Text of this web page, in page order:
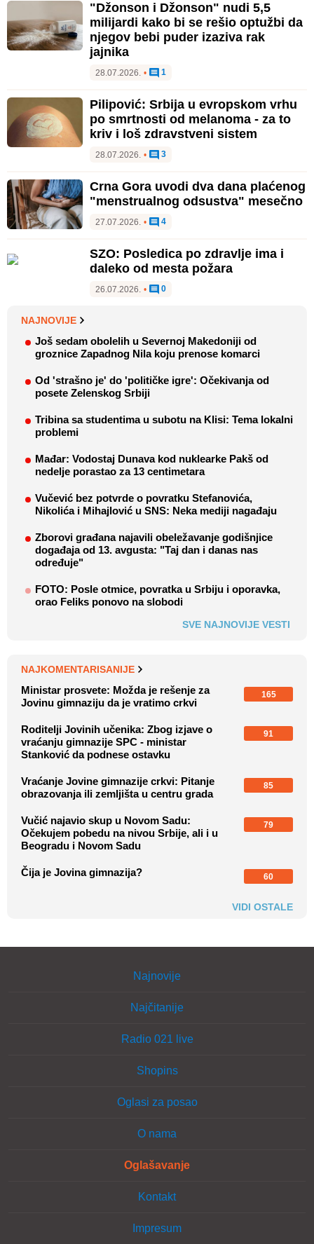
"Džonson i Džonson" nudi 5,5
milijardi kako bi se rešio optužbi da
njegov bebi puder izaziva rak
jajnika
28.07.2026. • 1
Pilipović: Srbija u evropskom vrhu
po smrtnosti od melanoma - za to
kriv i loš zdravstveni sistem
28.07.2026. • 3
Crna Gora uvodi dva dana plaćenog
"menstrualnog odsustva" mesečno
27.07.2026. • 4
SZO: Posledica po zdravlje ima i
daleko od mesta požara
26.07.2026. • 0
NAJNOVIJE
Još sedam obolelih u Severnoj Makedoniji od
groznice Zapadnog Nila koju prenose komarci
Od 'strašno je' do 'političke igre': Očekivanja od
posete Zelenskog Srbiji
Tribina sa studentima u subotu na Klisi: Tema lokalni
problemi
Mađar: Vodostaj Dunava kod nuklearke Pakš od
nedelje porastao za 13 centimetara
Vučević bez potvrde o povratku Stefanovića,
Nikolića i Mihajlović u SNS: Neka mediji nagađaju
Zborovi građana najavili obeležavanje godišnjice
događaja od 13. avgusta: "Taj dan i danas nas
određuje"
FOTO: Posle otmice, povratka u Srbiju i oporavka,
orao Feliks ponovo na slobodi
SVE NAJNOVIJE VESTI
NAJKOMENTARISANIJE
Ministar prosvete: Možda je rešenje za
Jovinu gimnaziju da je vratimo crkvi
165
Roditelji Jovinih učenika: Zbog izjave o
vraćanju gimnazije SPC - ministar
Stanković da podnese ostavku
91
Vraćanje Jovine gimnazije crkvi: Pitanje
obrazovanja ili zemljišta u centru grada
85
Vučić najavio skup u Novom Sadu:
Očekujem pobedu na nivou Srbije, ali i u
Beogradu i Novom Sadu
79
Čija je Jovina gimnazija? 60
VIDI OSTALE
Najnovije
Najčitanije
Radio 021 live
Shopins
Oglasi za posao
O nama
Oglašavanje
Kontakt
Impresum